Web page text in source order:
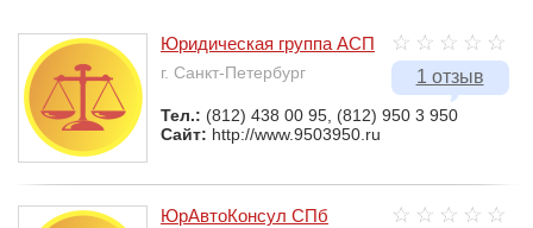
1 отзыв
Юридическая группа АСП
г. Санкт-Петербург
Тел.: (812) 438 00 95, (812) 950 3 950
Сайт: http://www.9503950.ru
ЮрАвтоКонсул СПб